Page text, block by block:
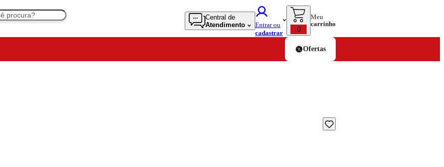
Central de
Atendimento
Entrar ou
cadastrar
0
Meu
carrinho
Ofertas